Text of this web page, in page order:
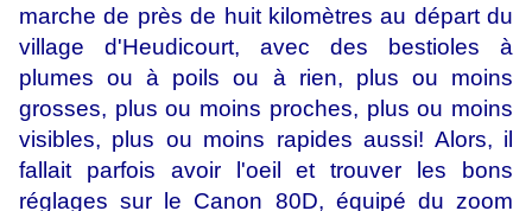
marche de près de huit kilomètres au départ du
village d'Heudicourt, avec des bestioles à
plumes ou à poils ou à rien, plus ou moins
grosses, plus ou moins proches, plus ou moins
visibles, plus ou moins rapides aussi! Alors, il
fallait parfois avoir l'oeil et trouver les bons
réglages sur le Canon 80D, équipé du zoom